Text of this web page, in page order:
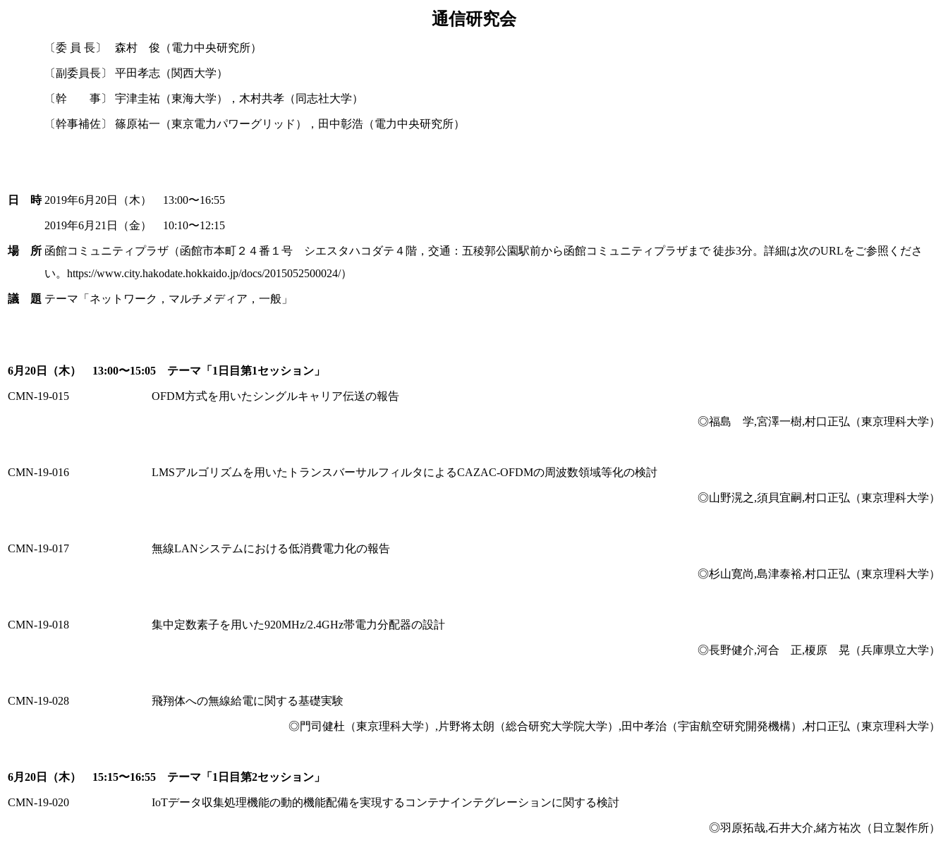
通信研究会
〔委 員 長〕 森村 俊（電力中央研究所）
〔副委員長〕 平田孝志（関西大学）
〔幹 事〕 宇津圭祐（東海大学），木村共孝（同志社大学）
〔幹事補佐〕 篠原祐一（東京電力パワーグリッド），田中彰浩（電力中央研究所）
日 時 2019年6月20日（木） 13:00〜16:55
2019年6月21日（金） 10:10〜12:15
場 所 函館コミュニティプラザ（函館市本町２４番１号 シエスタハコダテ４階，交通：五稜郭公園駅前から函館コミュニティプラザまで 徒歩3分。詳細は次のURLをご参照くださ
い。https://www.city.hakodate.hokkaido.jp/docs/2015052500024/）
議 題 テーマ「ネットワーク，マルチメディア，一般」
6月20日（木） 13:00〜15:05 テーマ「1日目第1セッション」
CMN-19-015 OFDM方式を用いたシングルキャリア伝送の報告
◎福島 学,宮澤一樹,村口正弘（東京理科大学）
CMN-19-016 LMSアルゴリズムを用いたトランスバーサルフィルタによるCAZAC-OFDMの周波数領域等化の検討
◎山野滉之,須貝宜嗣,村口正弘（東京理科大学）
CMN-19-017 無線LANシステムにおける低消費電力化の報告
◎杉山寛尚,島津泰裕,村口正弘（東京理科大学）
CMN-19-018 集中定数素子を用いた920MHz/2.4GHz帯電力分配器の設計
◎長野健介,河合 正,榎原 晃（兵庫県立大学）
CMN-19-028 飛翔体への無線給電に関する基礎実験
◎門司健杜（東京理科大学）,片野将太朗（総合研究大学院大学）,田中孝治（宇宙航空研究開発機構）,村口正弘（東京理科大学）
6月20日（木） 15:15〜16:55 テーマ「1日目第2セッション」
CMN-19-020 IoTデータ収集処理機能の動的機能配備を実現するコンテナインテグレーションに関する検討
◎羽原拓哉,石井大介,緒方祐次（日立製作所）